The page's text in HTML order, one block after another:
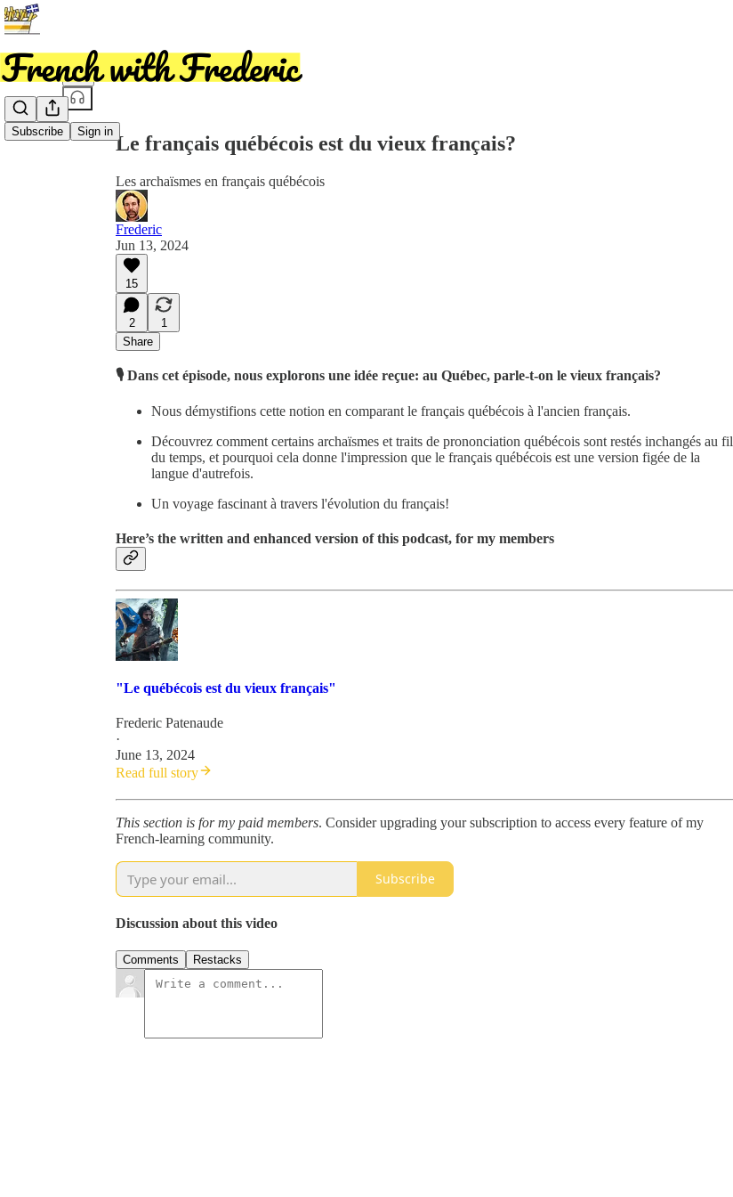
Subscribe Sign in
Share from 0:00
Le français québécois est du vieux français?
Les archaïsmes en français québécois
Frederic
Jun 13, 2024
15
2
1
Share
🎙️ Dans cet épisode, nous explorons une idée reçue: au Québec, parle-t-on le vieux français?
Nous démystifions cette notion en comparant le français québécois à l'ancien français.
Découvrez comment certains archaïsmes et traits de prononciation québécois sont restés inchangés au fil
du temps, et pourquoi cela donne l'impression que le français québécois est une version figée de la
langue d'autrefois.
Un voyage fascinant à travers l'évolution du français!
Here’s the written and enhanced version of this podcast, for my members
"Le québécois est du vieux français"
Frederic Patenaude
·
June 13, 2024
Read full story
This section is for my paid members. Consider upgrading your subscription to access every feature of my
French-learning community.
Subscribe
Discussion about this video
Comments Restacks